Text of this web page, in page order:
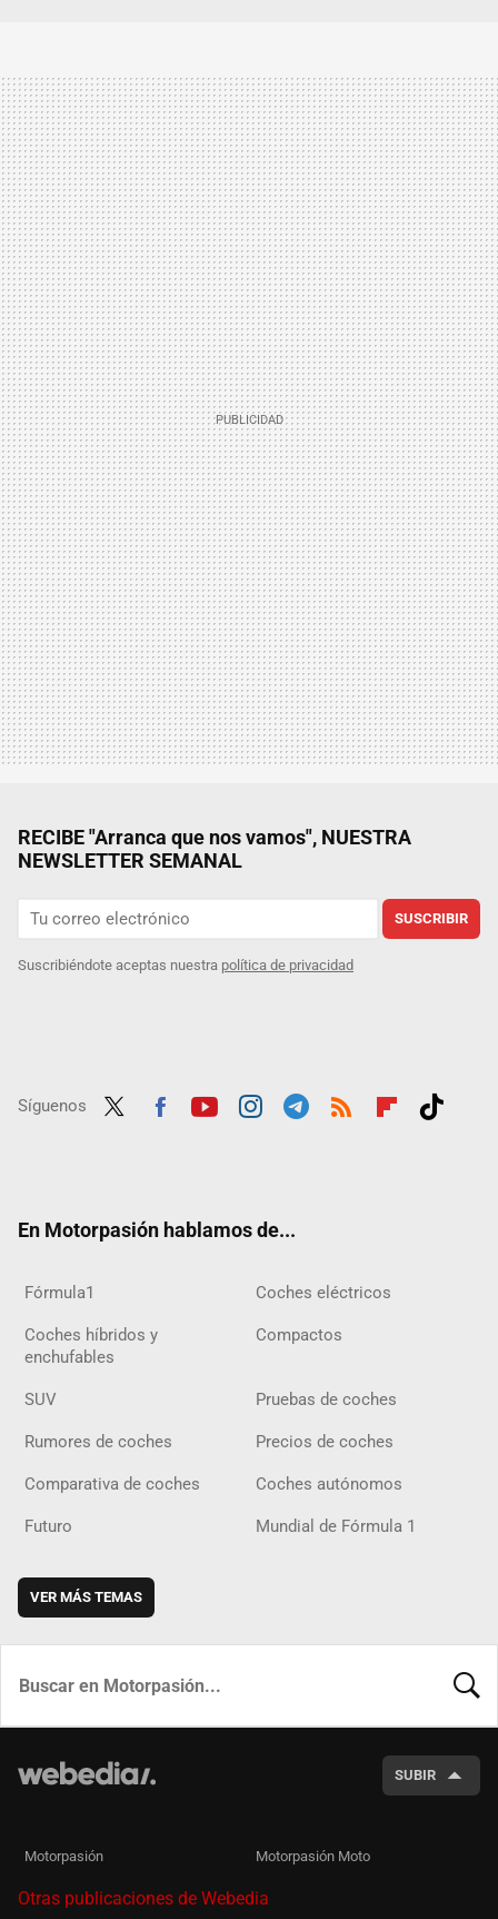
RECIBE "Arranca que nos vamos", NUESTRA
NEWSLETTER SEMANAL
SUSCRIBIR
Suscribiéndote aceptas nuestra política de privacidad
Síguenos
En Motorpasión hablamos de...
Fórmula1 Coches eléctricos
Coches híbridos y
enchufables
Compactos
SUV Pruebas de coches
Rumores de coches Precios de coches
Comparativa de coches Coches autónomos
Futuro Mundial de Fórmula 1
VER MÁS TEMAS
SUBIR
Motorpasión Motorpasión Moto
Otras publicaciones de Webedia